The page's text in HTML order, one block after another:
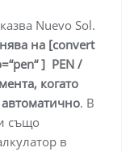
Nuevo Sol.
на [convert
] PEN /
когато
автоматично. В
също
в